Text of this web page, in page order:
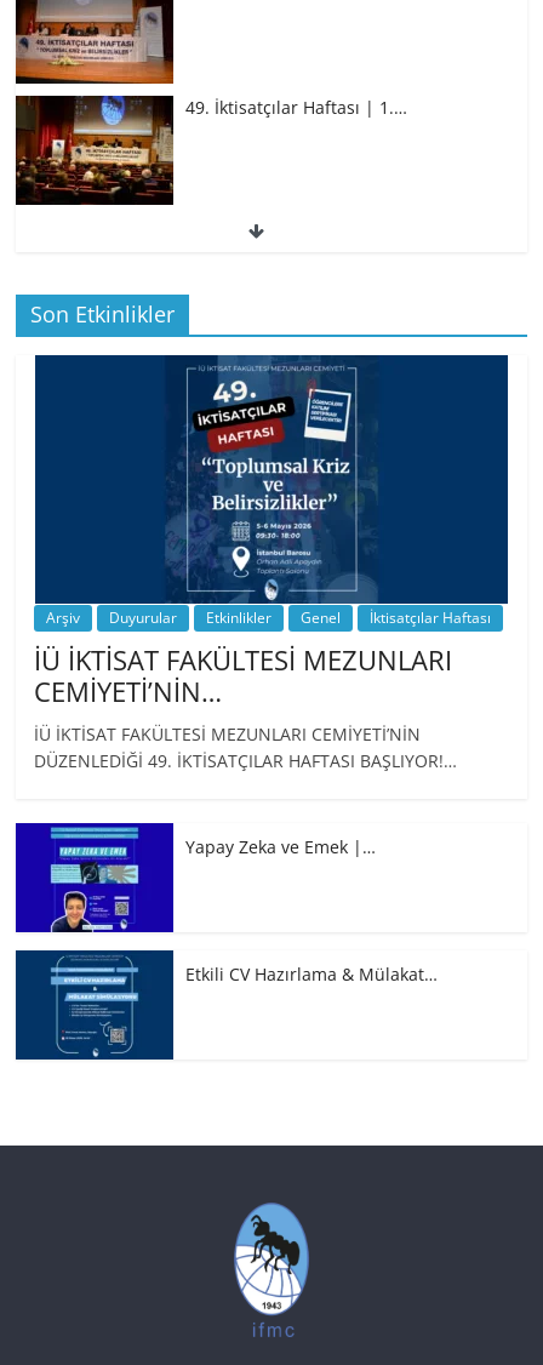
49. İktisatçılar Haftası | 1.…
49. İktisatçılar Haftası | 1.…
BİZ İKTİSATLILAR: İÇİMİZDEN BİRİ PROF.
…
Son Etkinlikler
Arşiv Duyurular Etkinlikler Genel İktisatçılar Haftası
İÜ İKTİSAT FAKÜLTESİ MEZUNLARI
CEMİYETİ’NİN…
İÜ İKTİSAT FAKÜLTESİ MEZUNLARI CEMİYETİ’NİN
DÜZENLEDİĞİ 49. İKTİSATÇILAR HAFTASI BAŞLIYOR!…
Yapay Zeka ve Emek |…
Etkili CV Hazırlama & Mülakat…